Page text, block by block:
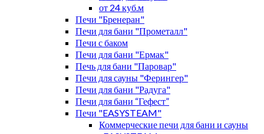
от 24 куб.м
Печи "Бренеран"
Печи для бани "Прометалл"
Печи с баком
Печи для бани "Ермак"
Печь для бани "Паровар"
Печи для сауны "Ферингер"
Печи для бани "Радуга"
Печи для бани “Гефест”
Печи "EASYSTEAM"
Коммерческие печи для бани и сауны